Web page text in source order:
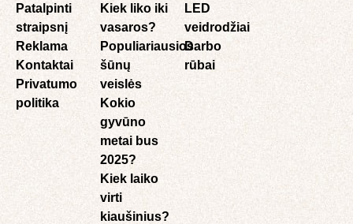
Patalpinti
straipsnį
Reklama
Kontaktai
Privatumo
politika
Kiek liko iki
vasaros?
Populiariausios
šūnų
veislės
Kokio
gyvūno
metai bus
2025?
Kiek laiko
virti
kiaušinius?
LED
veidrodžiai
Darbo
rūbai